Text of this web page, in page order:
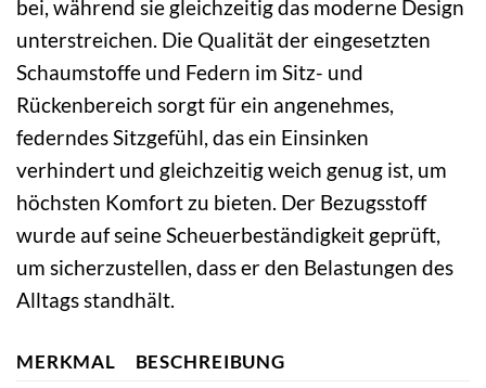
bei, während sie gleichzeitig das moderne Design
unterstreichen. Die Qualität der eingesetzten
Schaumstoffe und Federn im Sitz- und
Rückenbereich sorgt für ein angenehmes,
federndes Sitzgefühl, das ein Einsinken
verhindert und gleichzeitig weich genug ist, um
höchsten Komfort zu bieten. Der Bezugsstoff
wurde auf seine Scheuerbeständigkeit geprüft,
um sicherzustellen, dass er den Belastungen des
Alltags standhält.
MERKMAL BESCHREIBUNG